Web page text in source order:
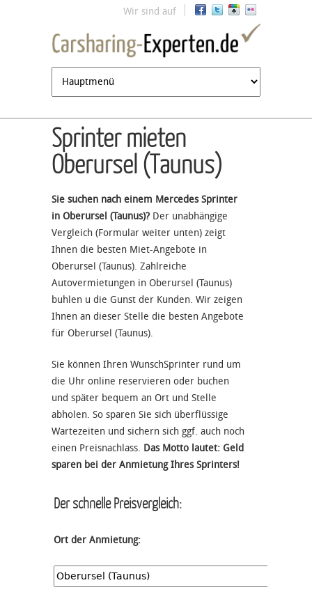
Jump to navigation
Wir sind auf
Sprinter mieten
Oberursel (Taunus)
Sie suchen nach einem Mercedes Sprinter
in Oberursel (Taunus)? Der unabhängige
Vergleich (Formular weiter unten) zeigt
Ihnen die besten Miet-Angebote in
Oberursel (Taunus). Zahlreiche
Autovermietungen in Oberursel (Taunus)
buhlen u die Gunst der Kunden. Wir zeigen
Ihnen an dieser Stelle die besten Angebote
für Oberursel (Taunus).
Sie können Ihren WunschSprinter rund um
die Uhr online reservieren oder buchen
und später bequem an Ort und Stelle
abholen. So sparen Sie sich überflüssige
Wartezeiten und sichern sich ggf. auch noch
einen Preisnachlass. Das Motto lautet: Geld
sparen bei der Anmietung Ihres Sprinters!
Der schnelle Preisvergleich:
Ort der Anmietung: